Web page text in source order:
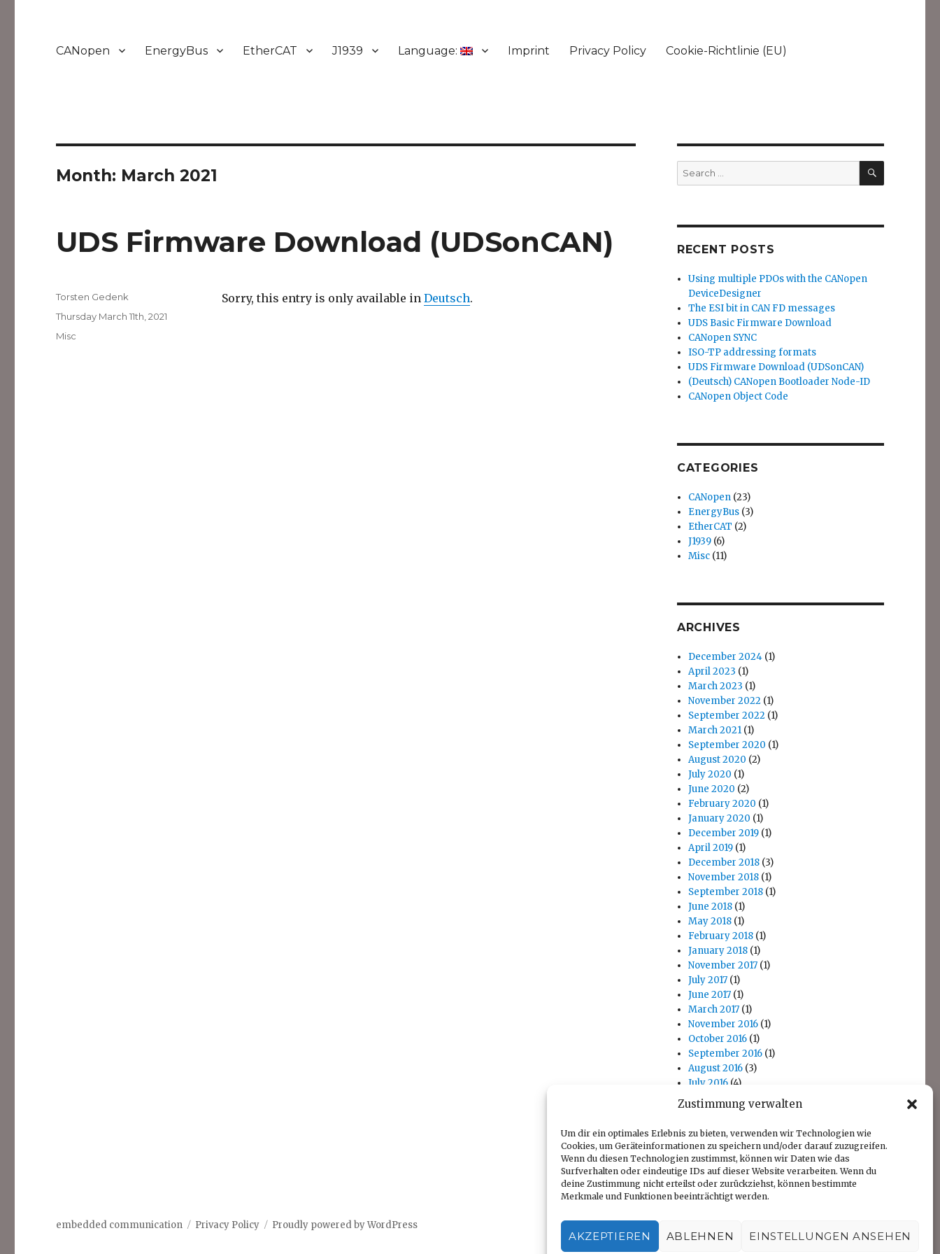
Zustimmung verwalten
Um dir ein optimales Erlebnis zu bieten, verwenden wir Technologien wie
Cookies, um Geräteinformationen zu speichern und/oder darauf zuzugreifen.
Wenn du diesen Technologien zustimmst, können wir Daten wie das
Surfverhalten oder eindeutige IDs auf dieser Website verarbeiten. Wenn du
deine Zustimmung nicht erteilst oder zurückziehst, können bestimmte
Merkmale und Funktionen beeinträchtigt werden.
AKZEPTIEREN ABLEHNEN EINSTELLUNGEN ANSEHEN
CANopen EnergyBus EtherCAT J1939 Language: Imprint Privacy Policy Cookie-Richtlinie (EU)
Month: March 2021
UDS Firmware Download (UDSonCAN)
Sorry, this entry is only available in Deutsch.
Author
Torsten Gedenk
Posted
on
Thursday March 11th, 2021
Categories
Misc
Search
for:
SEARCH
RECENT POSTS
Using multiple PDOs with the CANopen
DeviceDesigner
The ESI bit in CAN FD messages
UDS Basic Firmware Download
CANopen SYNC
ISO-TP addressing formats
UDS Firmware Download (UDSonCAN)
(Deutsch) CANopen Bootloader Node-ID
CANopen Object Code
CATEGORIES
CANopen (23)
EnergyBus (3)
EtherCAT (2)
J1939 (6)
Misc (11)
ARCHIVES
December 2024 (1)
April 2023 (1)
March 2023 (1)
November 2022 (1)
September 2022 (1)
March 2021 (1)
September 2020 (1)
August 2020 (2)
July 2020 (1)
June 2020 (2)
February 2020 (1)
January 2020 (1)
December 2019 (1)
April 2019 (1)
December 2018 (3)
November 2018 (1)
September 2018 (1)
June 2018 (1)
May 2018 (1)
February 2018 (1)
January 2018 (1)
November 2017 (1)
July 2017 (1)
June 2017 (1)
March 2017 (1)
November 2016 (1)
October 2016 (1)
September 2016 (1)
August 2016 (3)
July 2016 (4)
April 2016
November 2014
October 2014
embedded communication Privacy Policy Proudly powered by WordPress